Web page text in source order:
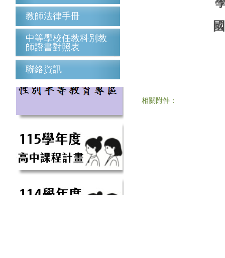
教師法律手冊
中等學校任教科別教
師證書對照表
聯絡資訊
相關附件：